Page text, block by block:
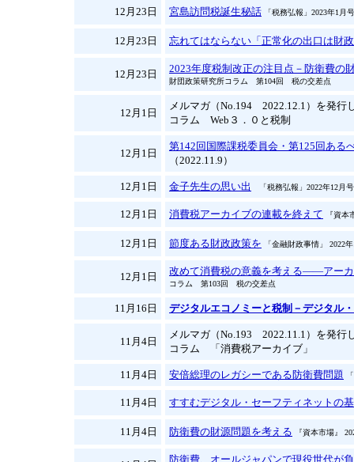
12月23日 宮島訪問税誕生秘話 「税務弘報」2023年1月号
12月23日 忘れてはならない「正常化の出口は財
12月23日 2023年度税制改正の注目点－防衛費の
財団政策研究所コラム 第104回 税の交差点
12月1日
メルマガ（No.194 2022.12.1）を発行
コラム Web３．０と税制
12月1日
第142回国際課税委員会・第125回ある
（2022.11.9）
12月1日 金子先生の思い出 「税務弘報」2022年12月号
12月1日 消費税アーカイブの連載を終えて 『資本
12月1日 節度ある財政政策を 「金融財政事情」 2022
12月1日 改めて消費税の意義を考える——アー
コラム 第103回 税の交差点
11月16日 デジタルエコノミーと税制－デジタル
11月4日
メルマガ（No.193 2022.11.1）を発行
コラム 「消費税アーカイブ」
11月4日 安倍総理のレガシーである防衛費問題
11月4日 すすむデジタル・セーフティネットの
11月4日 防衛費の財源問題を考える 『資本市場』
防衛費、オールジャパンで現役世代が